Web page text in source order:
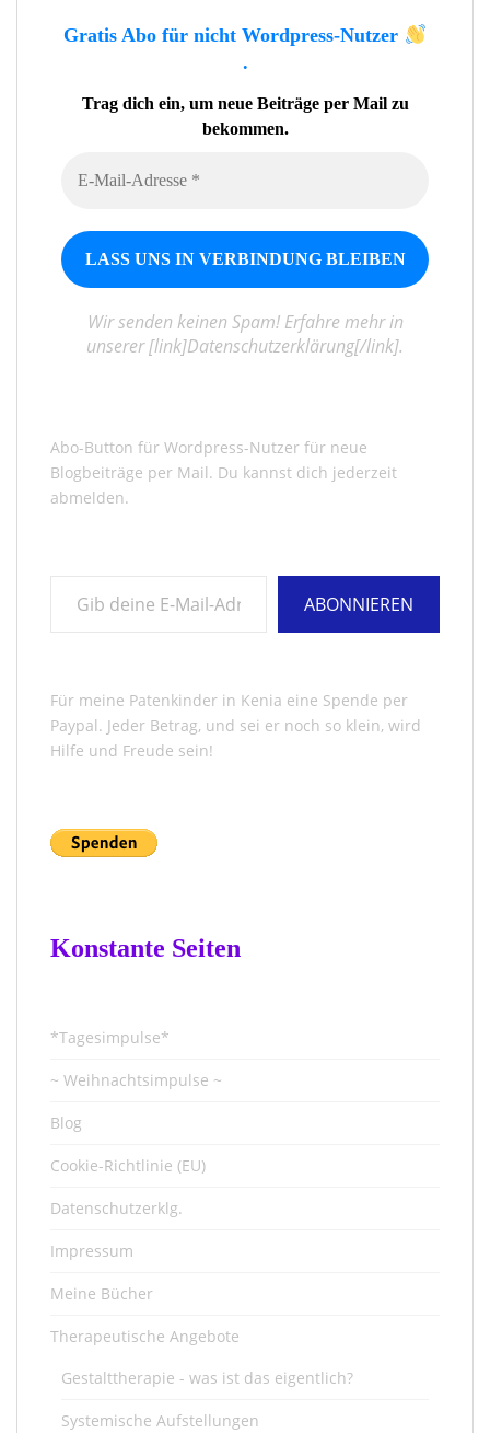
Gratis Abo für nicht Wordpress-Nutzer
.
Trag dich ein, um neue Beiträge per Mail zu
bekommen.
Wir senden keinen Spam! Erfahre mehr in
unserer [link]Datenschutzerklärung[/link].
Abo-Button für Wordpress-Nutzer für neue
Blogbeiträge per Mail. Du kannst dich jederzeit
abmelden.
ABONNIEREN
Für meine Patenkinder in Kenia eine Spende per
Paypal. Jeder Betrag, und sei er noch so klein, wird
Hilfe und Freude sein!
Konstante Seiten
*Tagesimpulse*
~ Weihnachtsimpulse ~
Blog
Cookie-Richtlinie (EU)
Datenschutzerklg.
Impressum
Meine Bücher
Therapeutische Angebote
Gestalttherapie - was ist das eigentlich?
Systemische Aufstellungen